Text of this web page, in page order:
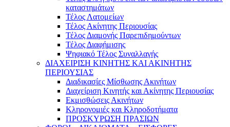
καταστημάτων
Τέλος Λατομείων
Τέλος Ακίνητης Περιουσίας
Τέλος Διαμονής Παρεπιδημούντων
Τέλος Διαφήμισης
Ψηφιακό Τέλος Συναλλαγής
ΔΙΑΧΕΙΡΙΣΗ ΚΙΝΗΤΗΣ ΚΑΙ ΑΚΙΝΗΤΗΣ
ΠΕΡΙΟΥΣΙΑΣ
Διαδικασίες Μίσθωσης Ακινήτων
Διαχείριση Κινητής και Ακίνητης Περιουσίας
Εκμισθώσεις Ακινήτων
Κληρονομιές και Κληροδοτήματα
ΠΡΟΣΚΥΡΩΣΗ ΠΡΑΣΙΩΝ